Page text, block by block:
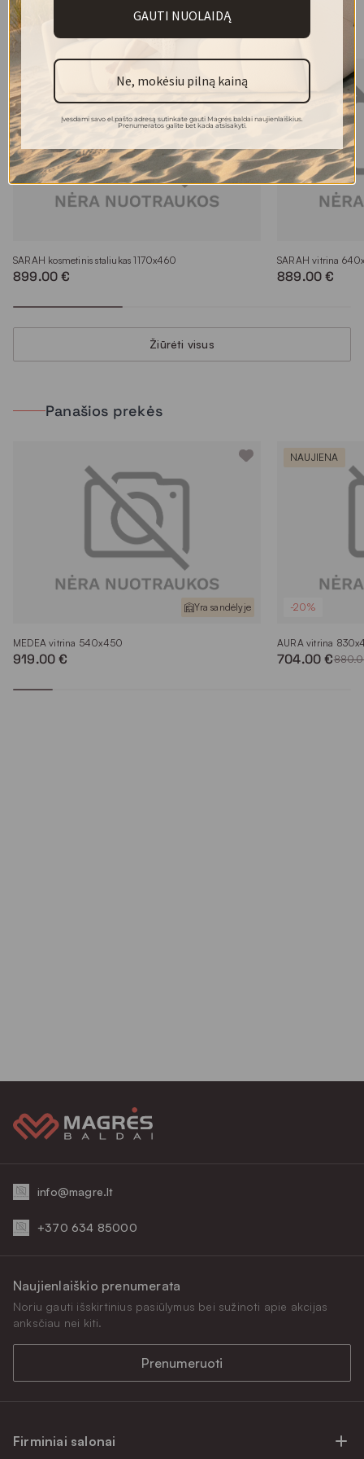
Kolekcijos modeliai
SARAH kosmetinis staliukas 1170x460
899.00 €
SARAH vitrina
889.00 €
Žiūrėti visus
Panašios prekės
Yra sandėlyje
MEDEA vitrina 540x450
919.00 €
NAUJIENA
-20%
AURA vitrina
704.00 €
info@magre.lt
+370 634 85000
Firminiai salonai
Naujienlaiškio prenumerata
Noriu gauti išskirtinius pasiūlymus bei sužinoti apie akcijas
anksčiau nei kiti.
Prenumeruoti
GAUTI NUOLAIDĄ
Ne, mokėsiu pilną kainą
Įvesdami savo el.pašto adresą sutinkate gauti Magrės baldai naujienlaiškius.
Prenumeratos galite bet kada atsisakyti.